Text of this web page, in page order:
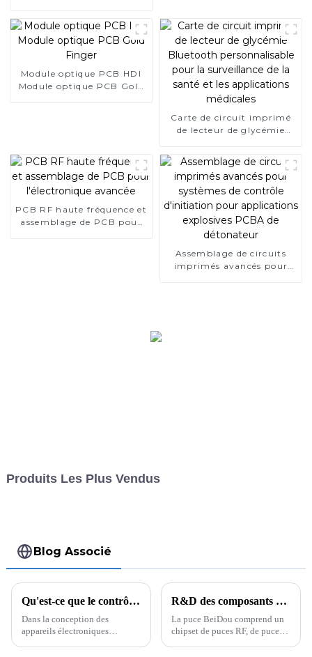
Module optique PCB HDI
Module optique PCB Gold
Carte de circuit imprimé
de lecteur de glycémie
pour la surveillance de la
santé et les applications
médicales
PCB RF haute fréquence et
assemblage de PCB pour
Assemblage de circuits
imprimés avancés pour
Produits Les Plus Vendus
Blog Associé
Qu'est-ce que le contrôle d'impédance et comment effectuer un contrôle d'impédance sur les PCB
Dans la conception des
appareils électroniques
R&D des composants de montage de puces Beidou
La puce BeiDou comprend un
chipset de puces RF, de puces